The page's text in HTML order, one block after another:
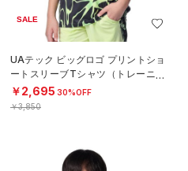
SALE
UAテック ビッグロゴ プリントショ
ートスリーブTシャツ（トレーニン
グ/BOYS）
￥2,695 30%OFF
￥3,850